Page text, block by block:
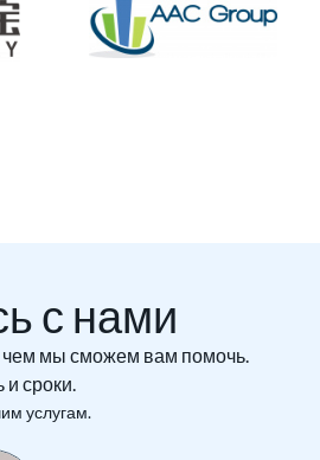
с нами
мы сможем вам помочь.
и сроки.
услугам.